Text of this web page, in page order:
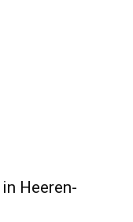
Heeren-